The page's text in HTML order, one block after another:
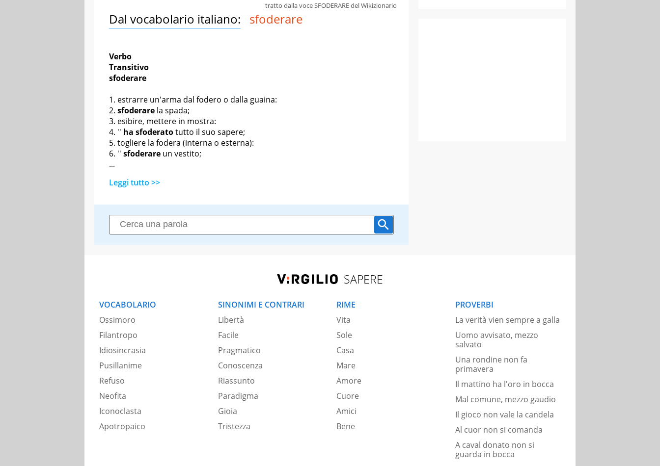
Dal vocabolario italiano: sfoderare
Verbo
Transitivo
sfoderare
estrarre un'arma dal fodero o dalla guaina:
sfoderare la spada;
esibire, mettere in mostra:
'' ha sfoderatotutto il suo sapere;
togliere la fodera (interna o esterna):
'' sfoderare un vestito;
...
Leggi tutto >>
tratto dalla voce SFODERARE del Wikizionario
SAPERE
VOCABOLARIO
Ossimoro
Filantropo
Idiosincrasia
Pusillanime
Refuso
Neofita
Iconoclasta
Apotropaico
SINONIMI E CONTRARI
Libertà
Facile
Pragmatico
Conoscenza
Riassunto
Paradigma
Gioia
Tristezza
RIME
Vita
Sole
Casa
Mare
Amore
Cuore
Amici
Bene
PROVERBI
La verità vien sempre a galla
Uomo avvisato, mezzo
salvato
Una rondine non fa
primavera
Il mattino ha l'oro in bocca
Mal comune, mezzo gaudio
Il gioco non vale la candela
Al cuor non si comanda
A caval donato non si
guarda in bocca